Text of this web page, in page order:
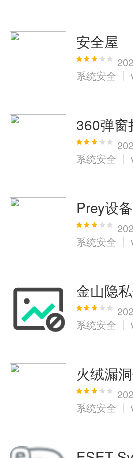
安全屋
系统安全
360弹窗
系统安全
Prey设
系统安全
金山隐
系统安全
火绒漏
系统安全